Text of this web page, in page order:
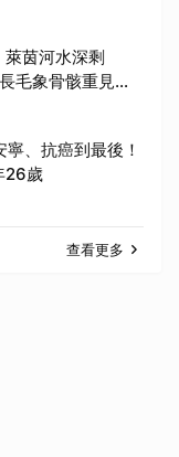
茵河水深剩
毛象骨骸重見天
、抗癌到最後！
26歲
查看更多